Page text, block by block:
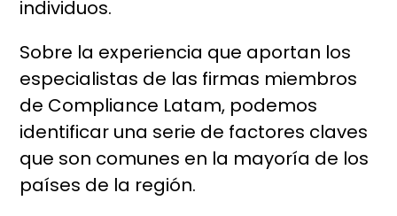
individuos.
Sobre la experiencia que aportan los
especialistas de las firmas miembros
de Compliance Latam, podemos
identificar una serie de factores claves
que son comunes en la mayoría de los
países de la región.